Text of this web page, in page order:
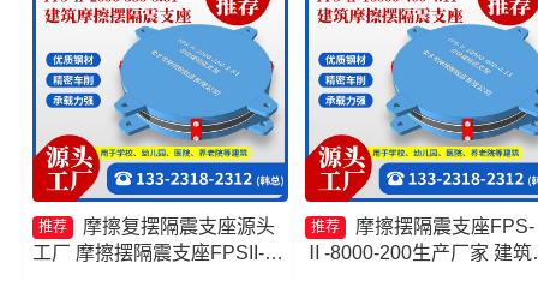
推荐
摩擦复摆隔震支座源头
工厂 摩擦摆隔震支座FPSII-
推荐
摩擦摆隔震支座FPS-
Ⅱ-8000-200生产厂家 建筑